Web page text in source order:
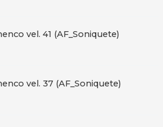
vel. 41 (AF_Soniquete)
vel. 37 (AF_Soniquete)